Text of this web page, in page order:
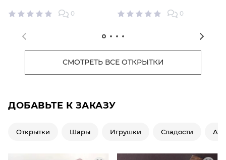
0 0
СМОТРЕТЬ ВСЕ ОТКРЫТКИ
ДОБАВЬТЕ К ЗАКАЗУ
Открытки Шары Игрушки Сладости